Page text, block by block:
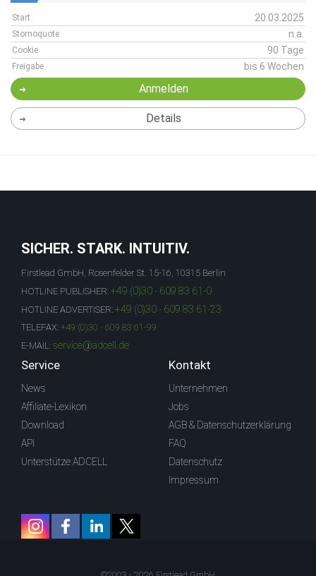
Start 20.03.2025
Stornoquote n.a.
Cookie 90 Tage
Freigabe bis 6 Wochen
Anmelden
Details
SICHER. STARK. INTUITIV.
Firstlead GmbH, Rosenfelder St. 15-16, 10315 Berlin
HOTLINE PUBLISHER: +49 (0)30 - 609 83 61-0
HOTLINE ADVERTISER: +49 (0)30 - 609 83 61-23
TELEFAX: +49 (0)30 - 609 83 61-99
E-MAIL: service@adcell.de
Service
News
Affiliate-Lexikon
Download
API
Unterstütze ADCELL
Kontakt
Unternehmen
Jobs
AGB & Datenschutzerklärung
FAQ
Datenschutz
Impressum